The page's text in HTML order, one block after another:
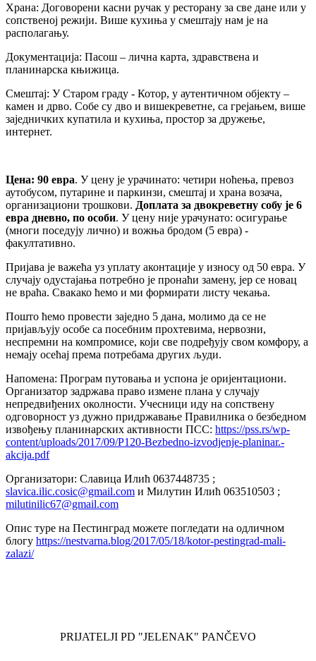
Храна: Договорени касни ручак у ресторану за све дане или у
сопственој режији. Више кухиња у смештају нам је на
располагању.
Документација: Пасош – лична карта, здравствена и
планинарска књижица.
Смештај: У Старом граду - Котор, у аутентичном објекту –
камен и дрво. Собе су дво и вишекреветне, са грејањем, више
заједничких купатила и кухиња, простор за дружење,
интернет.
Цена: 90 евра. У цену је урачинато: четири ноћења, превоз
аутобусом, путарине и паркинзи, смештај и храна возача,
организациони трошкови. Доплата за двокреветну собу је 6
евра дневно, по особи. У цену није урачунато: осигурање
(многи поседују лично) и вожња бродом (5 евра) -
факултативно.
Пријава је важећа уз уплату аконтације у износу од 50 евра. У
случају одустајања потребно је пронаћи замену, јер се новац
не враћа. Свакако ћемо и ми формирати листу чекања.
Пошто ћемо провести заједно 5 дана, молимо да се не
пријављују особе са посебним прохтевима, нервозни,
неспремни на компромисе, који све подређују свом комфору, а
немају осећај према потребама других људи.
Напомена: Програм путовања и успона је оријентациони.
Организатор задржава право измене плана у случају
непредвиђених околности. Учесници иду на сопствену
одговорност уз дужно придржавање Правилника о безбедном
извођењу планинарских активности ПСС: https://pss.rs/wp-
content/uploads/2017/09/P120-Bezbedno-izvodjenje-planinar.-
akcija.pdf
Организатори: Славица Илић 0637448735 ;
slavica.ilic.cosic@gmail.com и Милутин Илић 063510503 ;
milutinilic67@gmail.com
Опис туре на Пестинград можете погледати на одличном
блогу https://nestvarna.blog/2017/05/18/kotor-pestingrad-mali-
zalazi/
PRIJATELJI PD "JELENAK" PANČEVO